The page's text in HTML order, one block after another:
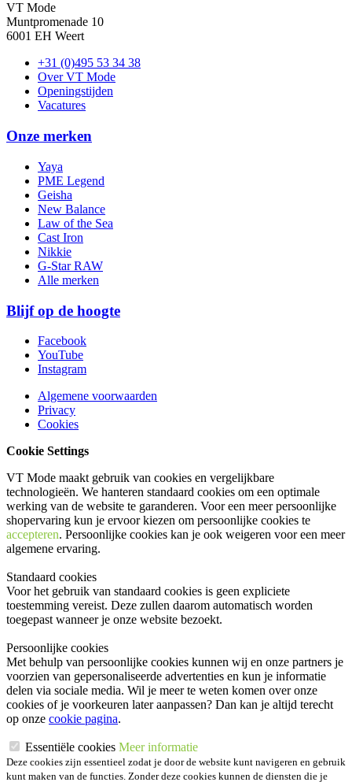
VT Mode
Muntpromenade 10
6001 EH Weert
+31 (0)495 53 34 38
Over VT Mode
Openingstijden
Vacatures
Onze merken
Yaya
PME Legend
Geisha
New Balance
Law of the Sea
Cast Iron
Nikkie
G-Star RAW
Alle merken
Blijf op de hoogte
Facebook
YouTube
Instagram
Algemene voorwaarden
Privacy
Cookies
Cookie Settings
VT Mode maakt gebruik van cookies en vergelijkbare
technologieën. We hanteren standaard cookies om een optimale
werking van de website te garanderen. Voor een meer persoonlijke
shopervaring kun je ervoor kiezen om persoonlijke cookies te
accepteren. Persoonlijke cookies kan je ook weigeren voor een meer
algemene ervaring.
Standaard cookies
Voor het gebruik van standaard cookies is geen expliciete
toestemming vereist. Deze zullen daarom automatisch worden
toegepast wanneer je onze website bezoekt.
Persoonlijke cookies
Met behulp van persoonlijke cookies kunnen wij en onze partners je
voorzien van gepersonaliseerde advertenties en kun je informatie
delen via sociale media. Wil je meer te weten komen over onze
cookies of je voorkeuren later aanpassen? Dan kan je altijd terecht
op onze cookie pagina.
Essentiële cookies Meer informatie
Deze cookies zijn essentieel zodat je door de website kunt navigeren en gebruik
kunt maken van de functies. Zonder deze cookies kunnen de diensten die je